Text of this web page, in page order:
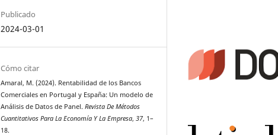
Publicado
2024-03-01
Cómo citar
Amaral, M. (2024). Rentabilidad de los Bancos
Comerciales en Portugal y España: Un modelo de
Análisis de Datos de Panel.Revista De Métodos
Cuantitativos Para La Economía Y La Empresa,37, 1–
18.